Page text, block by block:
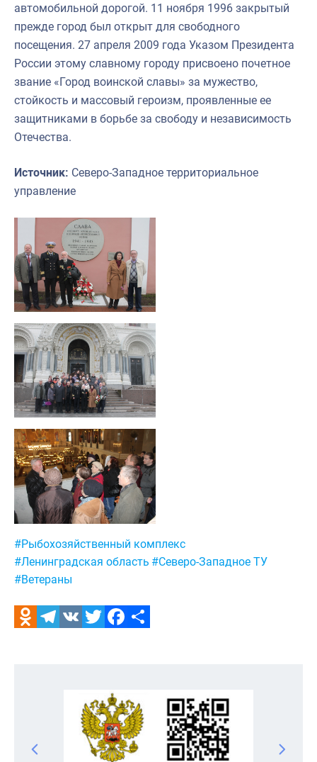
автомобильной дорогой. 11 ноября 1996 закрытый
прежде город был открыт для свободного
посещения. 27 апреля 2009 года Указом Президента
России этому славному городу присвоено почетное
звание «Город воинской славы» за мужество,
стойкость и массовый героизм, проявленные ее
защитниками в борьбе за свободу и независимость
Отечества.
Источник: Северо-Западное территориальное
управление
Метки:
#Рыбохозяйственный комплекс
#Ленинградская область #Северо-Западное ТУ
#Ветераны